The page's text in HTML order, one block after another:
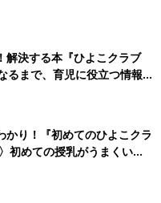
解決する本『ひよこクラブ
まで、育児に役立つ情報が
かり！『初めてのひよこクラ
初めての授乳がうまくい
基本と夏のトラブル 解決テ